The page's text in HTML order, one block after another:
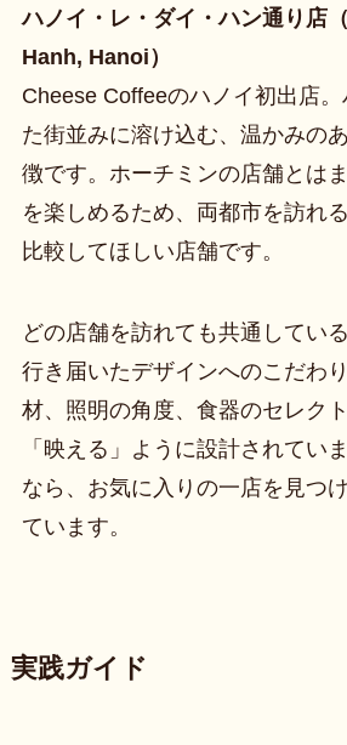
ハノイ・レ・ダイ・ハン通り店
Hanh, Hanoi）
Cheese Coffeeのハノイ初出店
た街並みに溶け込む、温かみの
徴です。ホーチミンの店舗とは
を楽しめるため、両都市を訪れ
比較してほしい店舗です。
どの店舗を訪れても共通してい
行き届いたデザインへのこだわ
材、照明の角度、食器のセレク
「映える」ように設計されてい
なら、お気に入りの一店を見つ
ています。
実践ガイド